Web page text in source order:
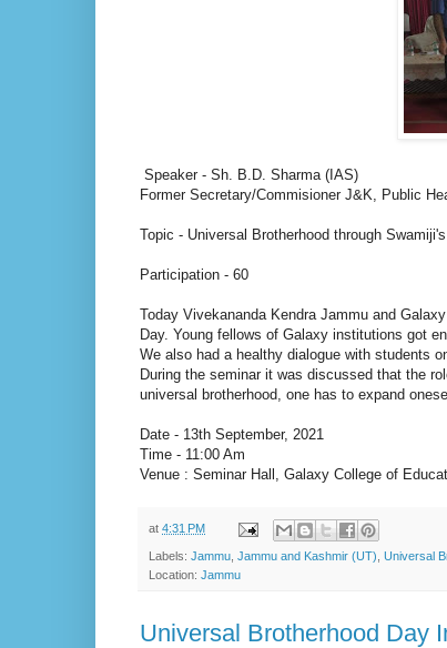
Speaker - Sh. B.D. Sharma (IAS)
Former Secretary/Commisioner J&K, Public
Topic - Universal Brotherhood through
Participation - 60
Today Vivekananda Kendra Jammu and
Day. Young fellows of Galaxy institutions got
We also had a healthy dialogue with students
During the seminar it was discussed that the
universal brotherhood, one has to expand
Date - 13th September, 2021
Time - 11:00 Am
Venue : Seminar Hall, Galaxy College of
at 4:31 PM
Labels: Jammu Jammu and Kashmir (UT) Universal
Location: Jammu
Universal Brotherhood Day